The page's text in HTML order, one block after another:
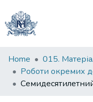
Communities
&
Collections
Home